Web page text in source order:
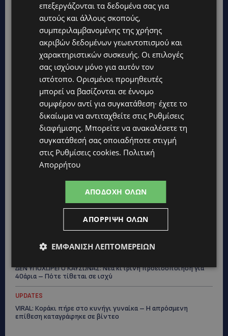
μοναδική – Το χαδιάρικο τετράποδο με τη ματιά που λιώνει
καρδιές
UPDATES
ΤΑΣΟΣ ΧΑΤΖΗΓΙΟΒΑΝΗΣ: Η συγκλονιστική ιστορία του
12χρονου Δημήτρη και η δωρεά των 12.500 ευρώ που του
έδωσε ελπίδα
STORIES
ΕΞΩΤΙΚΑ ΖΩΑ ΣΤΗΝ ΚΥΠΡΟ: Πότε επιτρέπεται και πότε
απαγορεύεται να έχεις μαϊμού ως κατοικίδιο – Ποια ζώα
μπορείς να διατηρείς νόμιμα
UPDATES
ΧΩΡΙΣ ΣΩΣΣΙΒΙΟ Η ΘΑΛΑΣΣΙΑ ΣΥΝΔΕΣΗ ΚΥΠΡΟΥ-ΕΛΛΑΔΑΣ:
«Χωρίς επιδότηση το πλοίο δεν θα ξανασηκώσει άγκυρα»
STORIES
ΜΑΡΙΝΟΣ ΚΩΝΣΤΑΝΤΙΝΙΔΗΣ: Οι πρωτοβουλίες για να
ξαναζωντανέψει η Μακαρίου και το κέντρο της Λευκωσίας-
ΔΕΝ ΥΠΟΧΩΡΕΙ Ο ΚΑΥΣΩΝΑΣ: Νέα κίτρινη προειδοποίηση για
40άρια – Πότε τίθεται σε ισχύ
UPDATES
VIRAL: Κοράκι πήρε στο κυνήγι γυναίκα – Η απρόσμενη
επίθεση καταγράφηκε σε βίντεο
επεξεργάζονται τα δεδομένα σας για
αυτούς και άλλους σκοπούς,
συμπεριλαμβανομένης της χρήσης
ακριβών δεδομένων γεωεντοπισμού και
χαρακτηριστικών συσκευής. Οι επιλογές
σας ισχύουν μόνο για αυτόν τον
ιστότοπο. Ορισμένοι προμηθευτές
μπορεί να βασίζονται σε έννομο
συμφέρον αντί για συγκατάθεση· έχετε το
δικαίωμα να αντιταχθείτε στις Ρυθμίσεις
διαφήμισης. Μπορείτε να ανακαλέσετε τη
συγκατάθεσή σας οποιαδήποτε στιγμή
στις Ρυθμίσεις cookies. Πολιτική
Απορρήτου
ΑΠΟΔΟΧΉ ΌΛΩΝ
ΑΠΌΡΡΙΨΗ ΌΛΩΝ
ΕΜΦΆΝΙΣΗ ΛΕΠΤΟΜΕΡΕΙΏΝ